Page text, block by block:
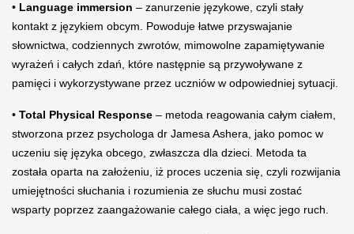
• Language immersion – zanurzenie językowe, czyli stały
kontakt z językiem obcym. Powoduje łatwe przyswajanie
słownictwa, codziennych zwrotów, mimowolne zapamiętywanie
wyrażeń i całych zdań, które następnie są przywoływane z
pamięci i wykorzystywane przez uczniów w odpowiedniej sytuacji.
• Total Physical Response – metoda reagowania całym ciałem,
stworzona przez psychologa dr Jamesa Ashera, jako pomoc w
uczeniu się języka obcego, zwłaszcza dla dzieci. Metoda ta
została oparta na założeniu, iż proces uczenia się, czyli rozwijania
umiejętności słuchania i rozumienia ze słuchu musi zostać
wsparty poprzez zaangażowanie całego ciała, a więc jego ruch.